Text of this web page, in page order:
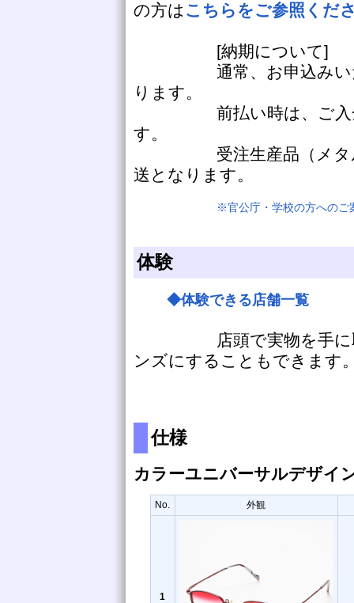
の方は こちらをご参照くだ
[納期について]
通常、お申込みいただ
ります。
前払い時は、ご入金確
す。
受注生産品（メタルS
送となります。
※官公庁・学校の方へのご
体験
◆体験できる店舗一覧
店頭で実物を手に取っ
ンズにすることもできます
仕様
カラーユニバーサルデザイ
No. 外観
1